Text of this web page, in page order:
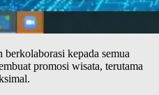
kepada semua
promosi wisata, terutama